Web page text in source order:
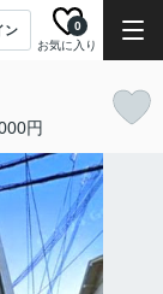
ン
お気に入り
0
円